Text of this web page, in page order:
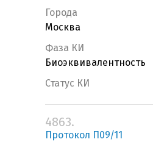
Города
Москва
Фаза КИ
Биоэквивалентность
Статус КИ
4863.
Протокол П09/11